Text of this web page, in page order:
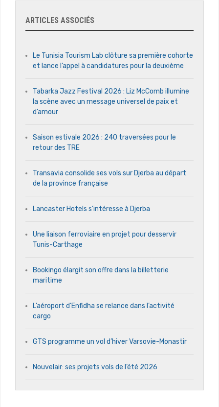
ARTICLES ASSOCIÉS
Le Tunisia Tourism Lab clôture sa première cohorte
et lance l’appel à candidatures pour la deuxième
Tabarka Jazz Festival 2026 : Liz McComb illumine
la scène avec un message universel de paix et
d’amour
Saison estivale 2026 : 240 traversées pour le
retour des TRE
Transavia consolide ses vols sur Djerba au départ
de la province française
Lancaster Hotels s’intéresse à Djerba
Une liaison ferroviaire en projet pour desservir
Tunis-Carthage
Bookingo élargit son offre dans la billetterie
maritime
L’aéroport d’Enfidha se relance dans l’activité
cargo
GTS programme un vol d’hiver Varsovie-Monastir
Nouvelair: ses projets vols de l’été 2026